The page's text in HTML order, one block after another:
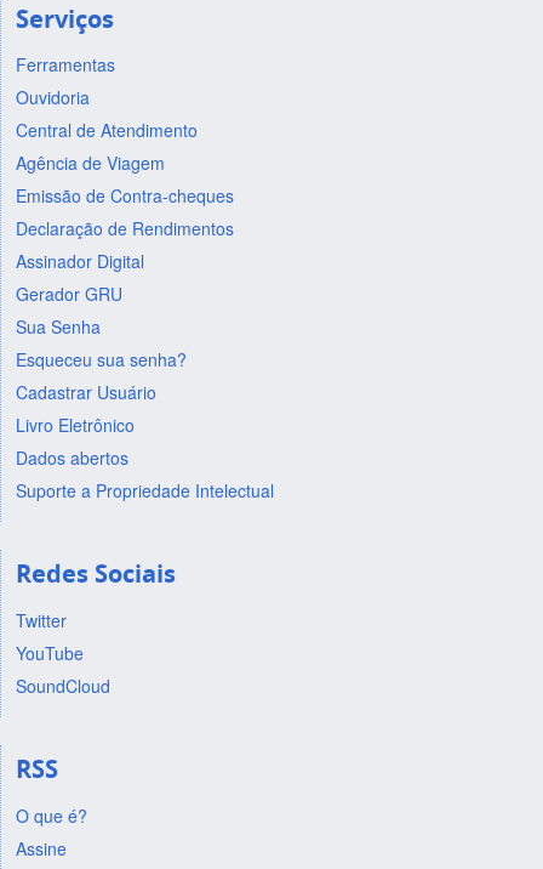
Serviços
Ferramentas
Ouvidoria
Central de Atendimento
Agência de Viagem
Emissão de Contra-cheques
Declaração de Rendimentos
Assinador Digital
Gerador GRU
Sua Senha
Esqueceu sua senha?
Cadastrar Usuário
Livro Eletrônico
Dados abertos
Suporte a Propriedade Intelectual
Redes Sociais
Twitter
YouTube
SoundCloud
RSS
O que é?
Assine